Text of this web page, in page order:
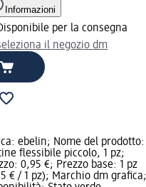
Informazioni
per la consegna
il negozio dm
ebelin; Nome del prodotto:
flessibile piccolo, 1 pz;
0,95 €; Prezzo base: 1 pz
€ / 1 pz); Marchio dm grafica;